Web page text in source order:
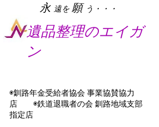
​永 遠を 願 う・・・
遺品整理のエイガ
ン
◉釧路年金受給者協会 事業協賛協力
店 ◉鉄道退職者の会 釧路地域支部
指定店